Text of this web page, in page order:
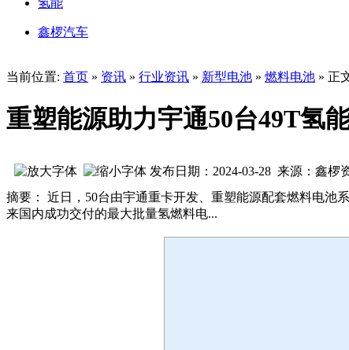
氢能
鑫椤汽车
当前位置: 首页 » 资讯 » 行业资讯 » 新型电池 » 燃料电池 » 正
重塑能源助力宇通50台49T氢
发布日期：2024-03-28 来源：鑫椤
摘要： 近日，50台由宇通重卡开发、重塑能源配套燃料电池
来国内成功交付的最大批量氢燃料电...